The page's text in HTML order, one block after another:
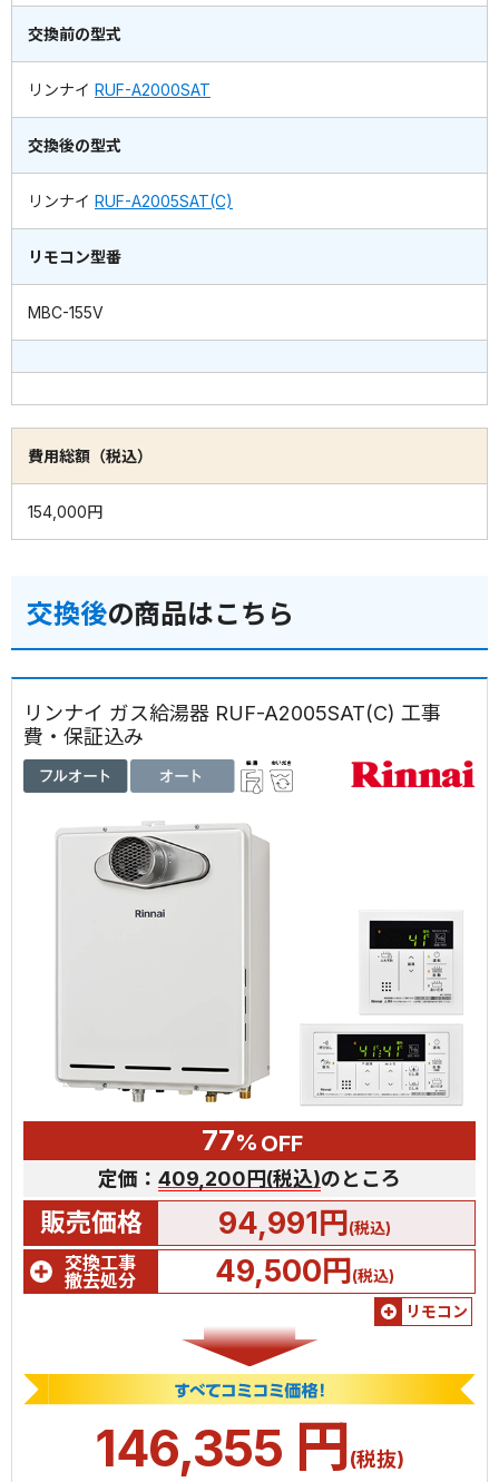
交換前の型式
リンナイ RUF-A2000SAT
交換後の型式
リンナイ RUF-A2005SAT(C)
リモコン型番
MBC-155V
費用総額（税込）
154,000円
交換後の商品はこちら
リンナイ ガス給湯器 RUF-A2005SAT(C) 工事
費・保証込み
77% OFF
定価： 409,200円(税込)のところ
販売価格 94,991円(税込)
交換工事
撤去処分
49,500円(税込)
リモコン
146,355 円(税抜)